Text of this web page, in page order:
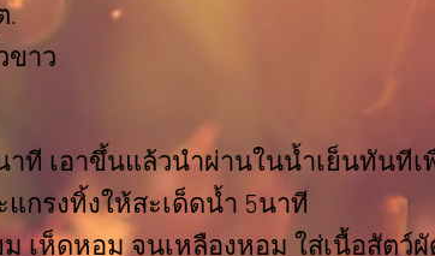
ขาว
าที เอาขึ้นแล้วนำผ่านในน้ำเย็นทันทีเ
งทิ้งให้สะเด็ดน้ำ 5นาที
ม เห็ดหอม จนเหลืองหอม ใส่เนื้อสัตว์